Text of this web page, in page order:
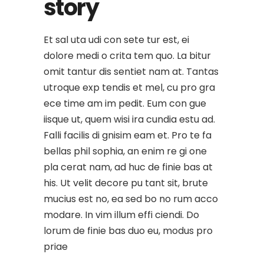
story
Et sal uta udi con sete tur est, ei
dolore medi o crita tem quo. La bitur
omit tantur dis sentiet nam at. Tantas
utroque exp tendis et mel, cu pro gra
ece time am im pedit. Eum con gue
iisque ut, quem wisi ira cundia estu ad.
Falli facilis di gnisim eam et. Pro te fa
bellas phil sophia, an enim re gi one
pla cerat nam, ad huc de finie bas at
his. Ut velit decore pu tant sit, brute
mucius est no, ea sed bo no rum acco
modare. In vim illum effi ciendi. Do
lorum de finie bas duo eu, modus pro
priae